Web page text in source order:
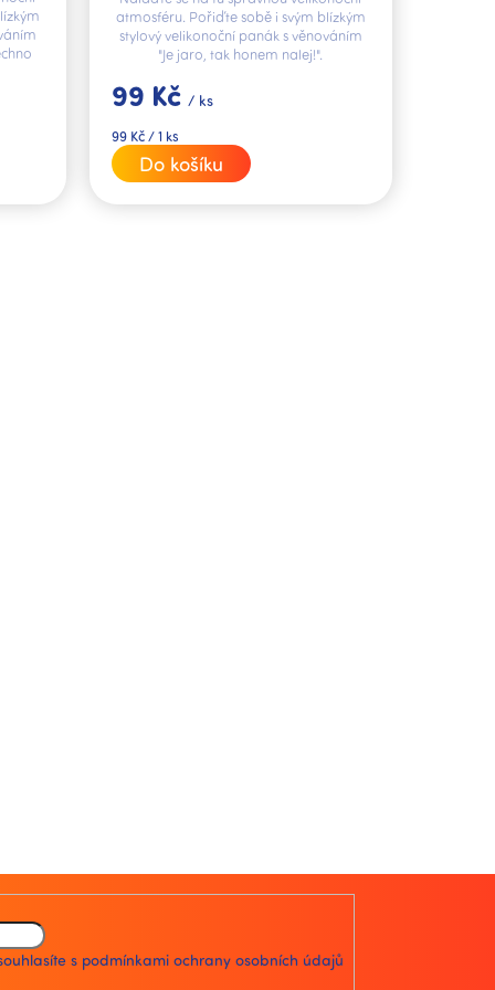
99 Kč / ks
Měrná
cena:
99 Kč / 1 ks
Do košíku
atmosféru. Pořiďte sobě i svým blízkým
stylový velikonoční panák s věnováním
"Je jaro, tak honem nalej!".
s podmínkami ochrany osobních údajů